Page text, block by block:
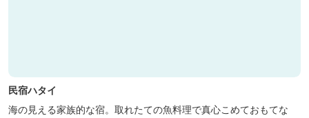
民宿ハタイ
海の見える家族的な宿。取れたての魚料理で真心こめておもてな